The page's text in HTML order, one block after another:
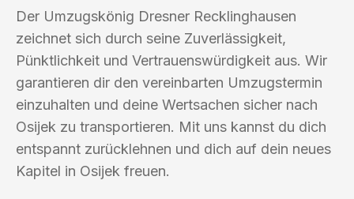
Der Umzugskönig Dresner Recklinghausen
zeichnet sich durch seine Zuverlässigkeit,
Pünktlichkeit und Vertrauenswürdigkeit aus. Wir
garantieren dir den vereinbarten Umzugstermin
einzuhalten und deine Wertsachen sicher nach
Osijek zu transportieren. Mit uns kannst du dich
entspannt zurücklehnen und dich auf dein neues
Kapitel in Osijek freuen.